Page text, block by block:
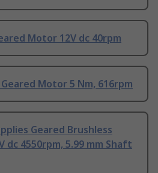
Motor 12V dc 40rpm
Motor 5 Nm, 616rpm
Geared Brushless
dc 4550rpm, 5.99 mm Shaft